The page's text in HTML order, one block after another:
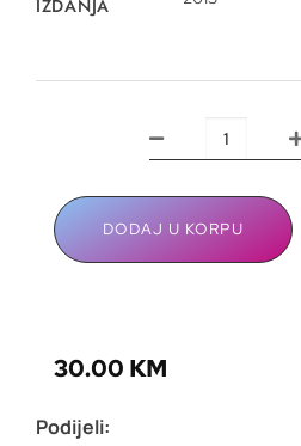
IZDANJA
DODAJ U KORPU
30.00 KM
Podijeli: